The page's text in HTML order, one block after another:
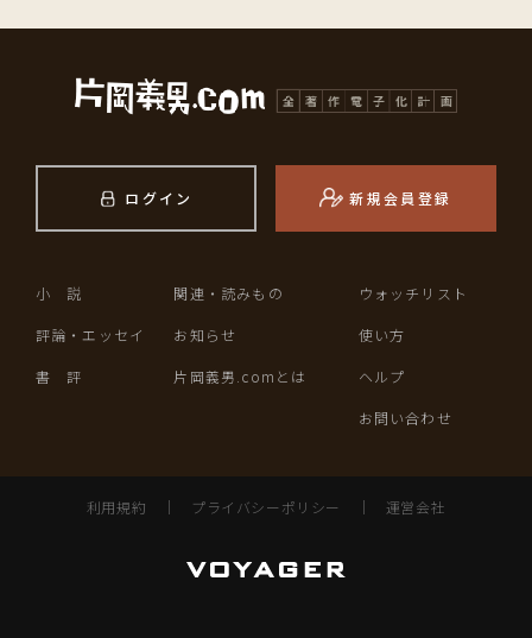
ログイン 新規会員登録
小 説
評論・エッセイ
書 評
関連・読みもの
お知らせ
片岡義男.comとは
ウォッチリスト
使い方
ヘルプ
お問い合わせ
利用規約 ｜ プライバシーポリシー ｜ 運営会社